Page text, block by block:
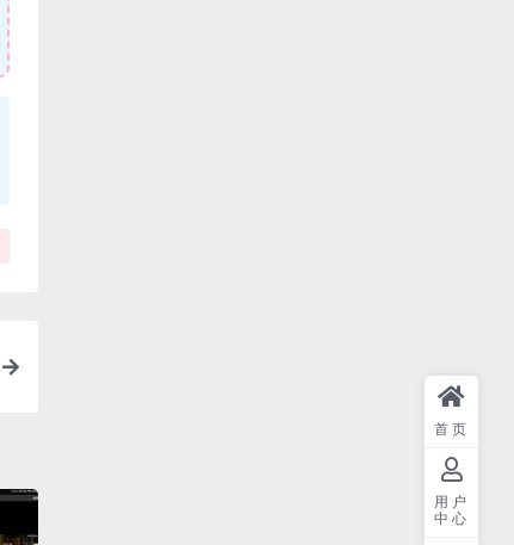
首页
用户
中心